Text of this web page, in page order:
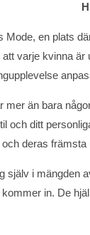
Mode, en plats
varje kvinna
mer än bara
och ditt
deras
själv i mängden
in. De